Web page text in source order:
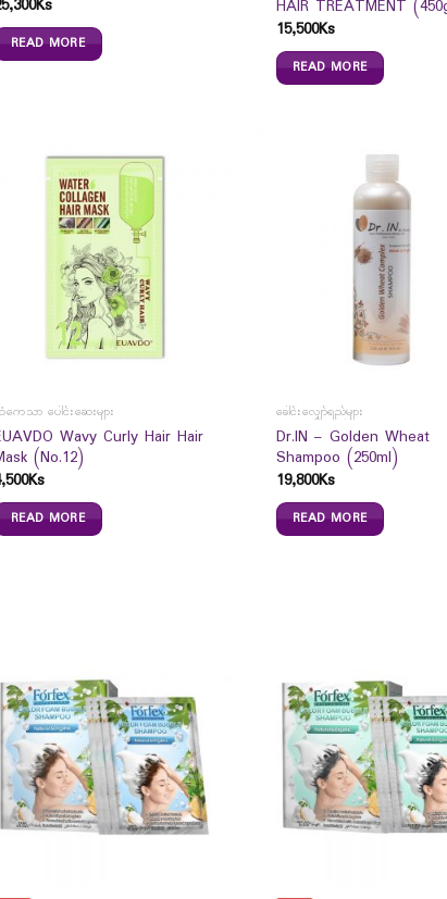
Ks
READ MORE
HAIR TREATMENT
15,500Ks
READ MORE
ေသာ ပေါင်းဆေးများ
Wavy Curly Hair Hair
(No.12)
Ks
READ MORE
ခေါင်းလျှော်ရည်များ
Dr.IN – Golden Wheat
Shampoo (250ml)
19,800Ks
READ MORE